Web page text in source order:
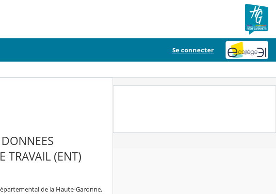
Se connecter
TRAVAIL (ENT)
de la Haute-Garonne,